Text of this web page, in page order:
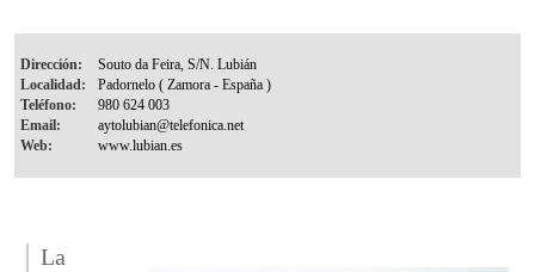
Dirección:
Localidad:
Teléfono:
Email:
Web:
La